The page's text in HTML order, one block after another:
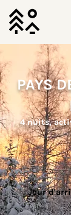
PAYS
4 nuits,
Jour